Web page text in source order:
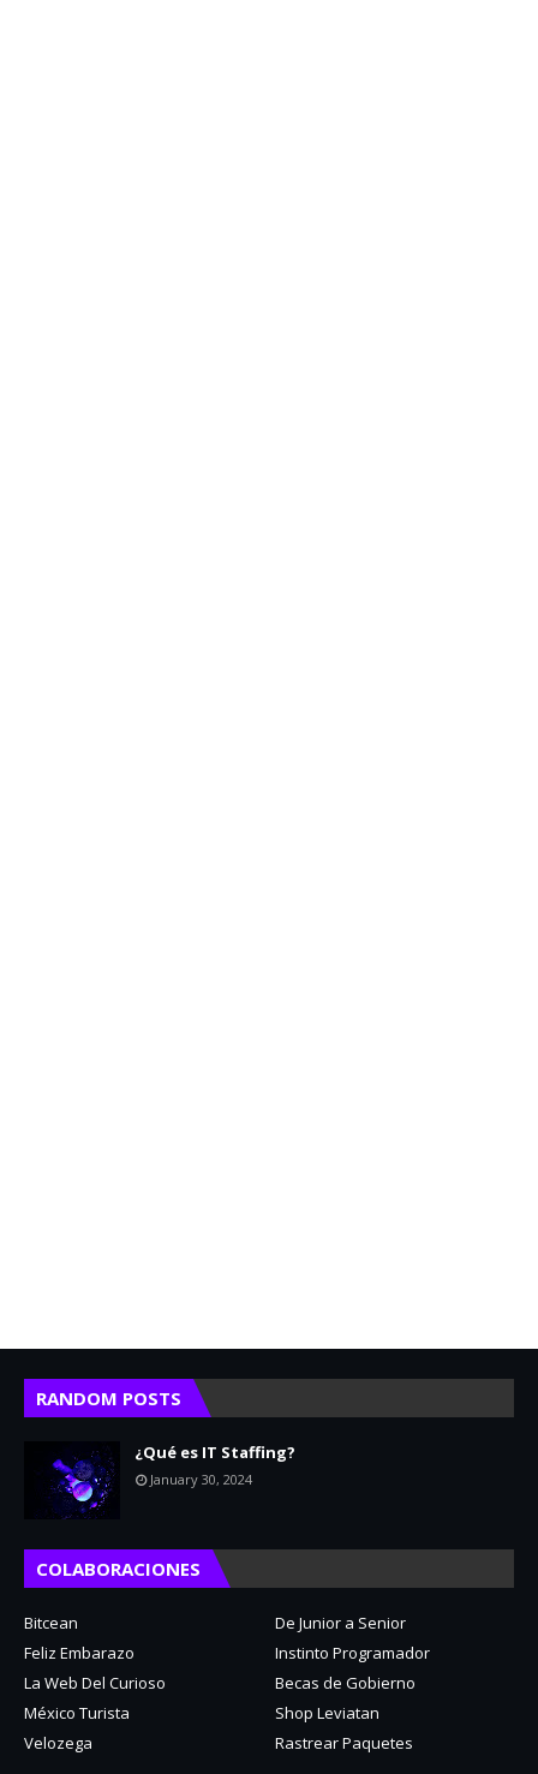
RANDOM POSTS
¿Qué es IT Staffing?
January 30, 2024
COLABORACIONES
Bitcean
De Junior a Senior
Feliz Embarazo
Instinto Programador
La Web Del Curioso
Becas de Gobierno
México Turista
Shop Leviatan
Velozega
Rastrear Paquetes